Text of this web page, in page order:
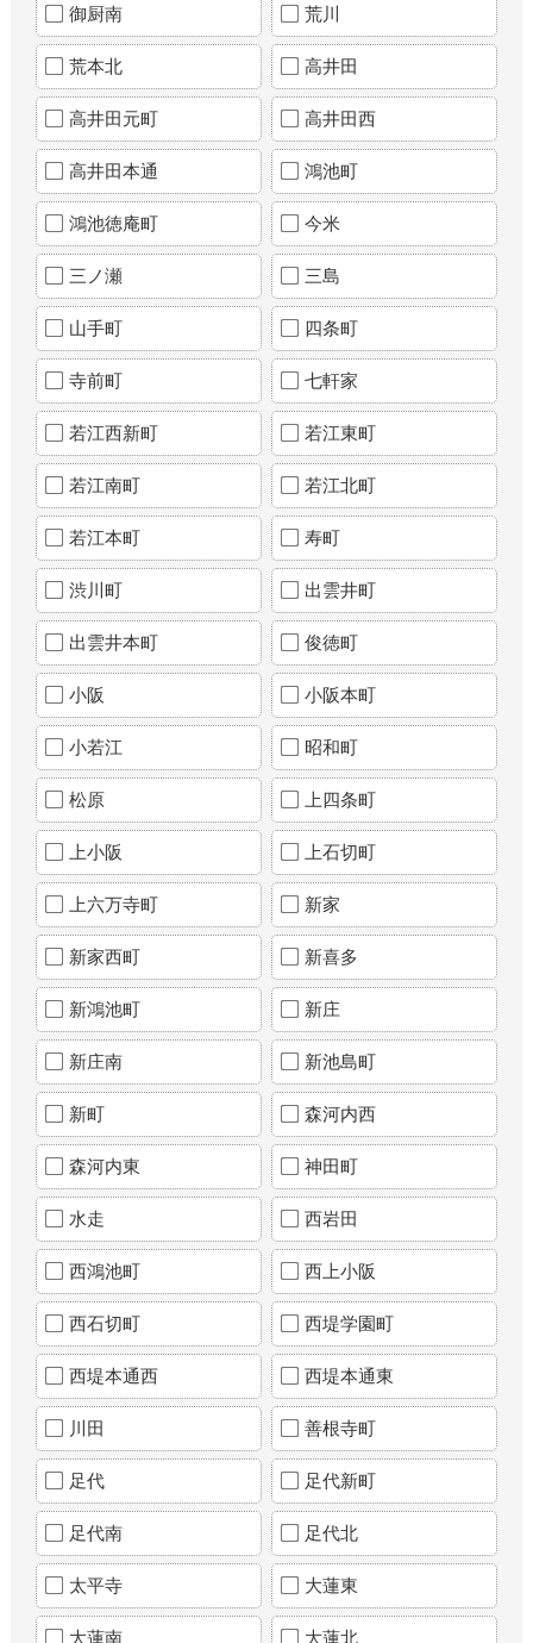
御厨南 荒川
荒本北 高井田
高井田元町 高井田西
高井田本通 鴻池町
鴻池徳庵町 今米
三ノ瀬 三島
山手町 四条町
寺前町 七軒家
若江西新町 若江東町
若江南町 若江北町
若江本町 寿町
渋川町 出雲井町
出雲井本町 俊徳町
小阪 小阪本町
小若江 昭和町
松原 上四条町
上小阪 上石切町
上六万寺町 新家
新家西町 新喜多
新鴻池町 新庄
新庄南 新池島町
新町 森河内西
森河内東 神田町
水走 西岩田
西鴻池町 西上小阪
西石切町 西堤学園町
西堤本通西 西堤本通東
川田 善根寺町
足代 足代新町
足代南 足代北
太平寺 大蓮東
大蓮南 大蓮北